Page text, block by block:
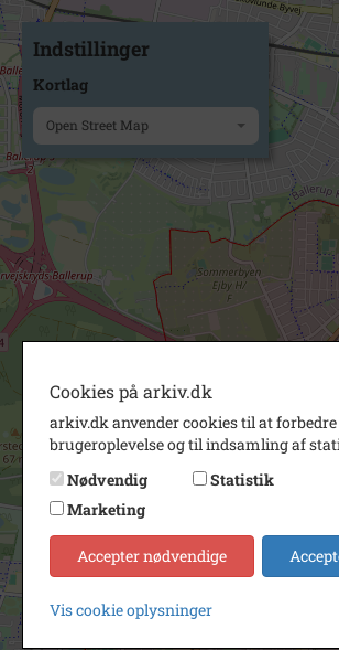
Indstillinger
Kortlag
Open Street Map
Cookies på arkiv.dk
arkiv.dk anvender cookies til at
brugeroplevelse og til indsamling af
Nødvendig
Statistik
Marketing
Accepter nødvendige
Vis cookie oplysninger